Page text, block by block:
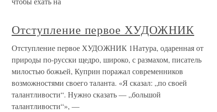
Отступление первое ХУДОЖНИК
Отступление первое ХУДОЖНИК 1Натура, одаренная от
природы по-русски щедро, широко, с размахом, писатель
милостью божьей, Куприн поражал современников
возможностями своего таланта. «Я сказал: „по своей
талантливости“. Нужно сказать — „большой
талантливости“», —